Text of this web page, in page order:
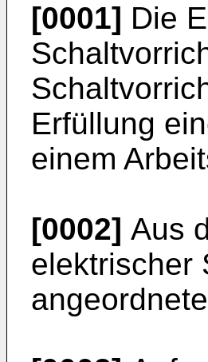
[0001] Die
Erfüllung
einem
[0002] Aus
elektrischer